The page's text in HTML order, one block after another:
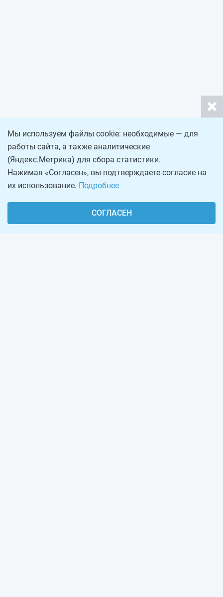
Мы используем файлы cookie: необходимые — для
работы сайта, а также аналитические
(Яндекс.Метрика) для сбора статистики.
Нажимая «Согласен», вы подтверждаете согласие на
их использование. Подробнее
СОГЛАСЕН